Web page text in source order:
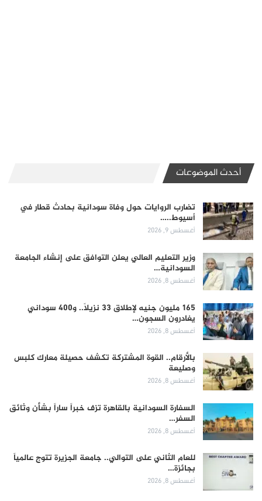
أحدث الموضوعات
تضارب الروايات حول وفاة سودانية بحادث قطار في
أسيوط..…
أغسطس 9, 2026
وزير التعليم العالي يعلن التوافق على إنشاء الجامعة
السودانية…
أغسطس 8, 2026
165 مليون جنيه لإطلاق 33 نزيلاً.. و400 سوداني
يغادرون السجون…
أغسطس 8, 2026
بالأرقام.. القوة المشتركة تكشف حصيلة معارك كلبس
وصليعة
أغسطس 8, 2026
السفارة السودانية بالقاهرة تزف خبراً ساراً بشأن وثائق
السفر…
أغسطس 8, 2026
للعام الثاني على التوالي.. جامعة الجزيرة تتوج عالمياً
بجائزة…
أغسطس 8, 2026